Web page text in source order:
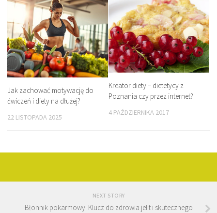
Jak zachować motywację do
ćwiczeń i diety na dłużej?
22 LISTOPADA 2025
Kreator diety – dietetycy z
Poznania czy przez internet?
4 PAŹDZIERNIKA 2017
NEXT STORY
Błonnik pokarmowy: Klucz do zdrowia jelit i skutecznego